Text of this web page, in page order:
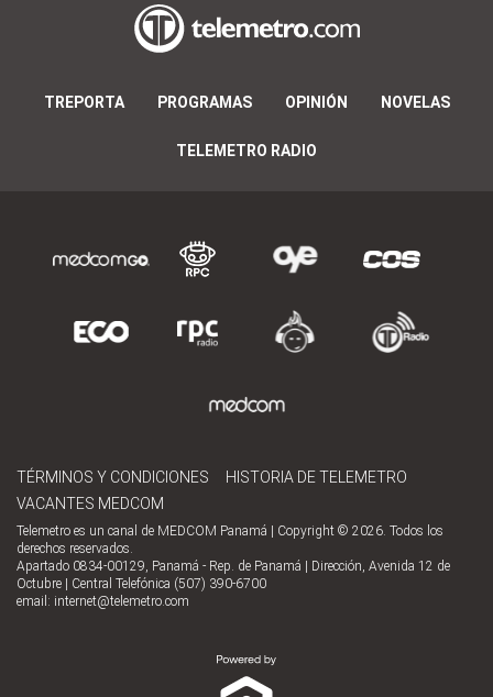
TREPORTA PROGRAMAS OPINIÓN NOVELAS
TELEMETRO RADIO
TÉRMINOS Y CONDICIONES
HISTORIA DE TELEMETRO
VACANTES MEDCOM
Telemetro es un canal de MEDCOM Panamá | Copyright © 2026. Todos los
derechos reservados.
Apartado 0834-00129, Panamá - Rep. de Panamá | Dirección, Avenida 12 de
Octubre | Central Telefónica (507) 390-6700
email: internet@telemetro.com